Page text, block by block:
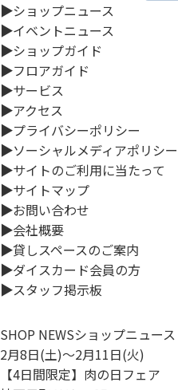
▶ショップニュース
▶イベントニュース
▶ショップガイド
▶フロアガイド
▶サービス
▶アクセス
▶プライバシーポリシー
▶ソーシャルメディアポリシー
▶サイトのご利用に当たって
▶サイトマップ
▶お問い合わせ
▶会社概要
▶貸しスペースのご案内
▶ダイスカード会員の方
▶スタッフ掲示板
SHOP NEWSショップニュース
2月8日(土)～2月11日(火)
【4日間限定】肉の日フェア